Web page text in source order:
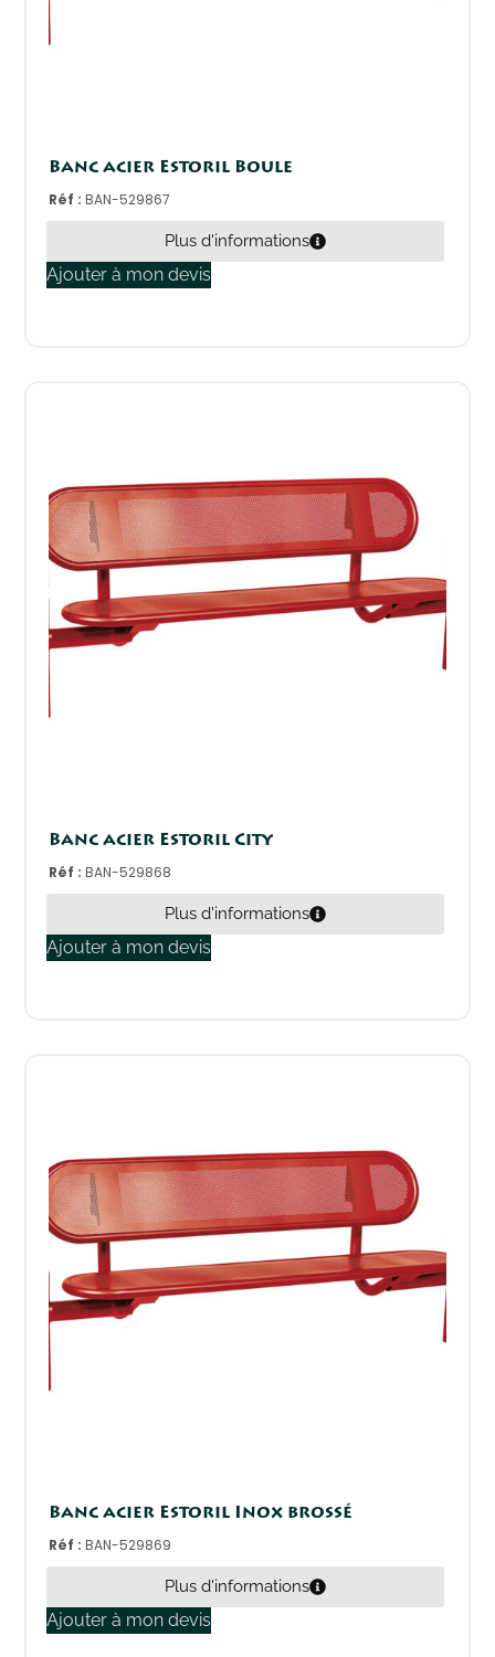
Banc acier Estoril Boule
Réf :BAN-529867
Plus d'informations
Ajouter à mon devis
Banc acier Estoril City
Réf :BAN-529868
Plus d'informations
Ajouter à mon devis
Banc acier Estoril Inox brossé
Réf :BAN-529869
Plus d'informations
Ajouter à mon devis